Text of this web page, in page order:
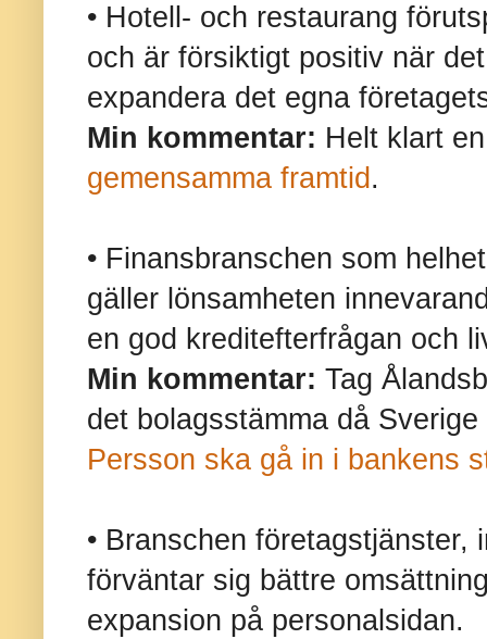
• Hotell- och restaurang
och är försiktigt positiv när
expandera det egna
Min kommentar: Helt klart
gemensamma framtid .
• Finansbranschen som
gäller lönsamheten
en god kreditefterfrågan och
Min kommentar: Tag
det bolagsstämma då
Persson ska gå in i bankens
• Branschen företagstjänster,
förväntar sig bättre
expansion på personalsidan.